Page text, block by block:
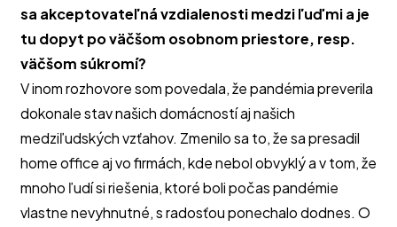
sa akceptovateľná vzdialenosti medzi ľuďmi a je
tu dopyt po väčšom osobnom priestore, resp.
väčšom súkromí?
V inom rozhovore som povedala, že pandémia preverila
dokonale stav našich domácností aj našich
medziľudských vzťahov. Zmenilo sa to, že sa presadil
home office aj vo firmách, kde nebol obvyklý a v tom, že
mnoho ľudí si riešenia, ktoré boli počas pandémie
vlastne nevyhnutné, s radosťou ponechalo dodnes. O